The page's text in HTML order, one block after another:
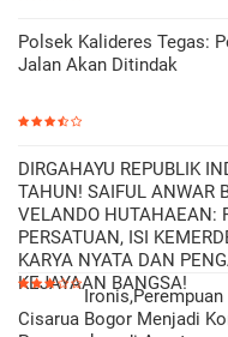
Polsek Kalideres Tegas:
Jalan Akan Ditindak
DIRGAHAYU REPUBLIK
TAHUN! SAIFUL ANWAR
VELANDO HUTAHAEAN:
PERSATUAN, ISI
KARYA NYATA DAN
KEJAYAAN BANGSA!
Cisarua Bogor Menjadi